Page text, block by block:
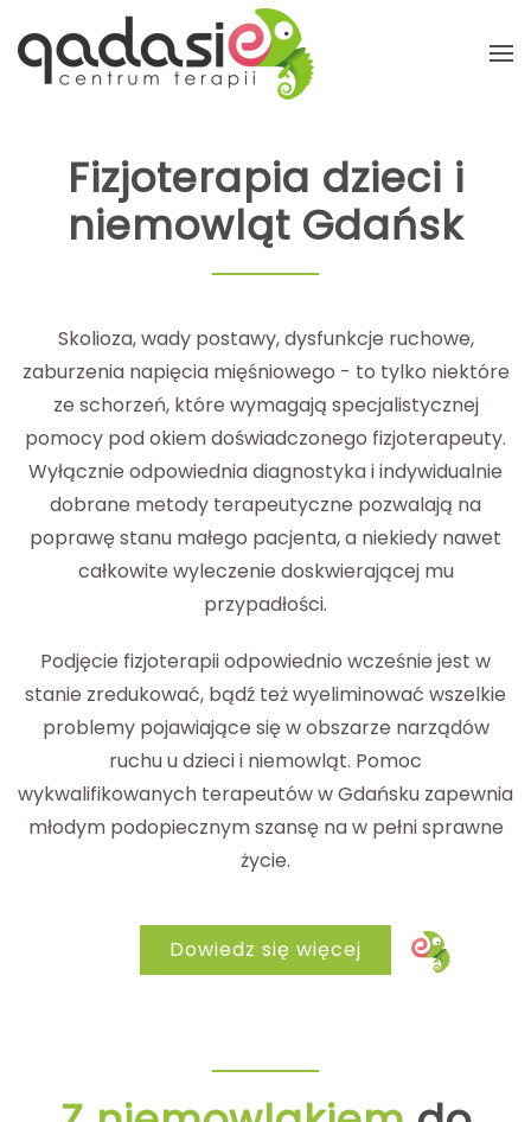
Przejdź do głównej treści
Fizjoterapia dzieci i
niemowląt Gdańsk
Skolioza, wady postawy, dysfunkcje ruchowe,
zaburzenia napięcia mięśniowego - to tylko niektóre
ze schorzeń, które wymagają specjalistycznej
pomocy pod okiem doświadczonego fizjoterapeuty.
Wyłącznie odpowiednia diagnostyka i indywidualnie
dobrane metody terapeutyczne pozwalają na
poprawę stanu małego pacjenta, a niekiedy nawet
całkowite wyleczenie doskwierającej mu
przypadłości.
Podjęcie fizjoterapii odpowiednio wcześnie jest w
stanie zredukować, bądź też wyeliminować wszelkie
problemy pojawiające się w obszarze narządów
ruchu u dzieci i niemowląt. Pomoc
wykwalifikowanych terapeutów w Gdańsku zapewnia
młodym podopiecznym szansę na w pełni sprawne
życie.
Dowiedz się więcej